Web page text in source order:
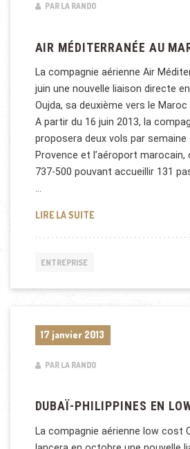
PAR LA RANDO
AIR MÉDITERRANÉE AU
La compagnie aérienne Air
juin une nouvelle liaison directe
Oujda, sa deuxième vers le Maroc
A partir du 16 juin 2013, la
proposera deux vols par semaine
Provence et l’aéroport marocain,
737-500 pouvant accueillir 131
LIRE LA SUITEAIR MÉDITERRANÉE AU
ENTREPRISE
17 janvier 2013
PAR LA RANDO
DUBAÏ-PHILIPPINES EN
La compagnie aérienne low cost